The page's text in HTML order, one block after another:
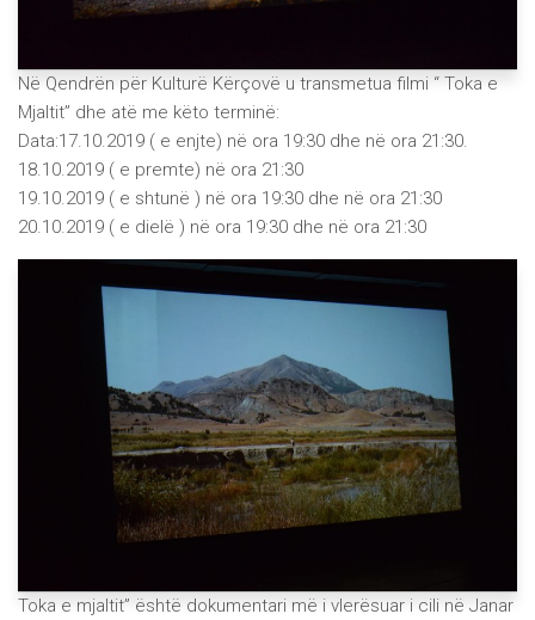
Në Qendrën për Kulturë Kërçovë u transmetua filmi “ Toka e
Mjaltit” dhe atë me këto terminë:
Data:17.10.2019 ( e enjte) në ora 19:30 dhe në ora 21:30.
18.10.2019 ( e premte) në ora 21:30
19.10.2019 ( e shtunë ) në ora 19:30 dhe në ora 21:30
20.10.2019 ( e dielë ) në ora 19:30 dhe në ora 21:30
Toka e mjaltit” është dokumentari më i vlerësuar i cili në Janar